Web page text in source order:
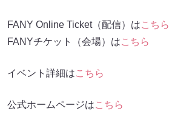
FANY Online Ticket（配信）はこちら
FANYチケット（会場）はこちら
イベント詳細はこちら
公式ホームページはこちら